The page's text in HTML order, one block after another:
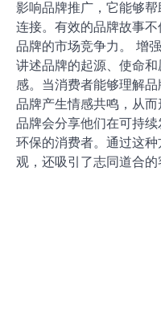
更倾向于使用Instagram
关注LinkedIn。根据受
高推广效果。 制定预算
广活动顺利进行的重要步
成本和人员开支等。 建
算，并留出一定的灵活
效果，及时调整预算分
事如何影响品牌推广？
影响品牌推广，它能够帮